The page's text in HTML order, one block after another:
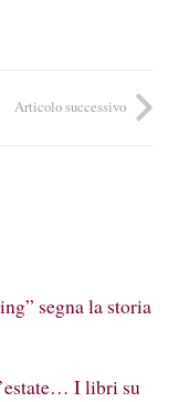
Articolo successivo
segna la storia
I libri su